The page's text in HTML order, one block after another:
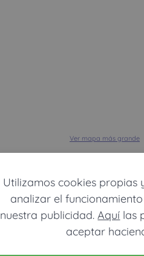
Utilizamos cookies propias
analizar el
nuestra publicidad.Aquí las
aceptar
Ver mapa más grande